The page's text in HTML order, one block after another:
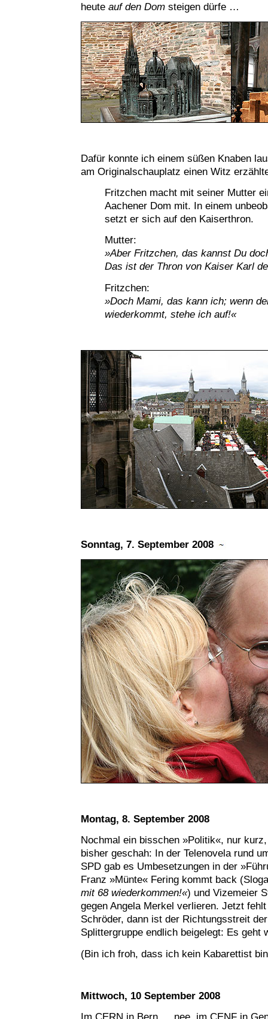
heute auf den Domsteigen dürfe …
Dafür konnte ich einem süßen Knaben
am Originalschauplatz einen Witz
Fritzchen macht mit seiner Mutter
Aachener Dom mit. In einem
setzt er sich auf den Kaiserthron.
Mutter:
»Aber Fritzchen, das kannst Du
Das ist der Thron von Kaiser Karl
Fritzchen:
»Doch Mami, das kann ich; wenn
wiederkommt, stehe ich auf!«
Sonntag, 7. September 2008
Montag, 8. September 2008
Nochmal ein bisschen »Politik«, nur
bisher geschah: In der Telenovela rund
SPD gab es Umbesetzungen in der
Franz »Münte« Fering kommt back
mit 68 wiederkommen!«) und Vizemeier
gegen Angela Merkel verlieren. Jetzt
Schröder, dann ist der Richtungsstreit
Splittergruppe endlich beigelegt: Es geht
(Bin ich froh, dass ich kein Kabarettist
Mittwoch, 10 September 2008